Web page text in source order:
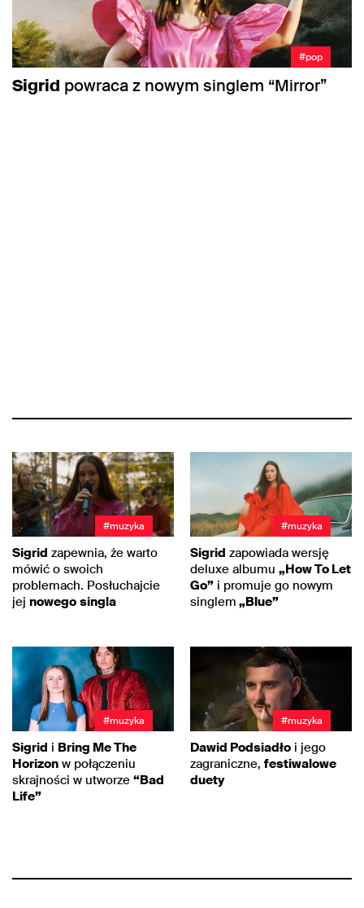
#pop
Sigrid powraca z nowym singlem “Mirror”
#muzyka
Sigrid zapewnia, że warto
mówić o swoich
problemach. Posłuchajcie
jej nowego singla
#muzyka
Sigrid zapowiada wersję
deluxe albumu „How To Let
Go” i promuje go nowym
singlem „Blue”
#muzyka
Sigrid i Bring Me The
Horizon w połączeniu
skrajności w utworze “Bad
Life”
#muzyka
Dawid Podsiadło i jego
zagraniczne, festiwalowe
duety